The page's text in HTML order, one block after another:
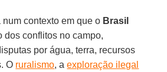
contexto em que o Brasil
dos conflitos no campo,
por água, terra, recursos
O ruralismo, aexploração ilegal